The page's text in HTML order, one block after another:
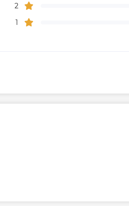
2
1